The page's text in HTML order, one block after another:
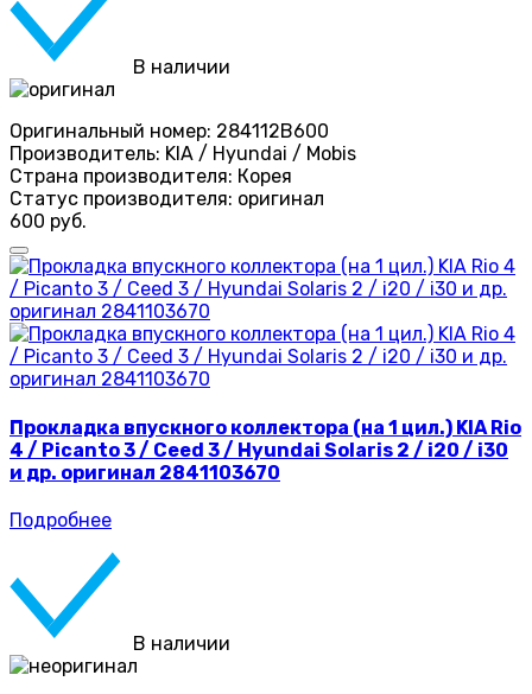
В наличии
Оригинальный номер: 284112B600
Производитель: KIA / Hyundai / Mobis
Страна производителя: Корея
Статус производителя: оригинал
600 руб.
Прокладка впускного коллектора (на 1 цил.) KIA Rio
4 / Picanto 3 / Ceed 3 / Hyundai Solaris 2 / i20 / i30
и др. оригинал 2841103670
Подробнее
В наличии